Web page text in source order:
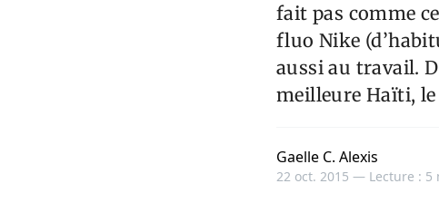
fait pas comme
fluo Nike
aussi au travail.
meilleure Haïti, le
Gaelle C. Alexis
22 oct. 2015 — Lecture : 5